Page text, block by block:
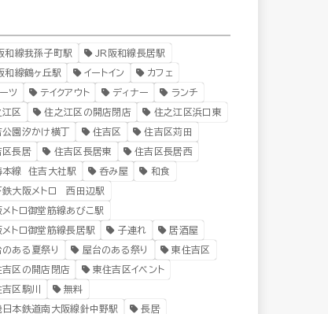
和線我孫子町駅 JR阪和線長居駅
和線鶴ヶ丘駅 イートイン カフェ
ツ テイクアウト ディナー ランチ
江区 住之江区の開店閉店 住之江区浜口東
公園汐かけ横丁 住吉区 住吉区苅田
区長居 住吉区長居東 住吉区長居西
本線 住吉大社駅 呑み屋 和食
鉄大阪メトロ 西田辺駅
メトロ御堂筋線あびこ駅
メトロ御堂筋線長居駅 子連れ 居酒屋
のある夏祭り 屋台のある祭り 東住吉区
吉区の開店閉店 東住吉区イベント
区駒川 無料
日本鉄道南大阪線針中野駅 長居